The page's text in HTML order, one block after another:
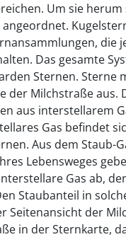
Um sie
die
Das gesamte
Sternen. Sterne
der Milchstraße aus.
aus interstellarem
Gas befindet
Aus dem Staub-
Lebensweges
Gas ab,
Staubanteil in
Seitenansicht der
in der Sternkarte,